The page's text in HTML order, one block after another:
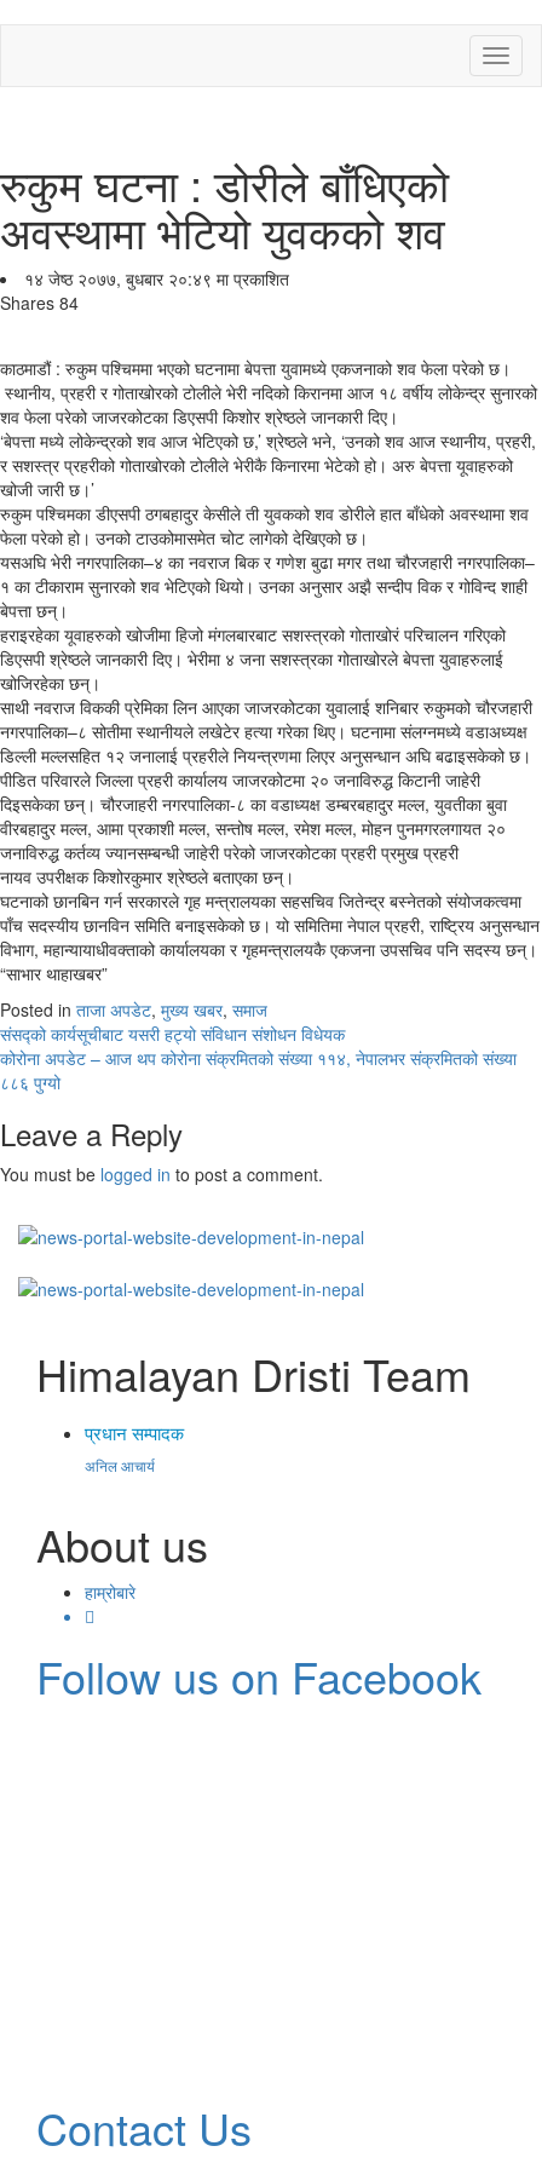
रुकुम घटना : डोरीले बाँधिएको
अवस्थामा भेटियो युवकको शव
१४ जेष्ठ २०७७, बुधबार २०:४९ मा प्रकाशित
Shares 84
काठमाडौं : रुकुम पश्‍चिममा भएको घटनामा बेपत्ता युवामध्ये एकजनाको शव फेला परेको छ।
स्थानीय, प्रहरी र गोताखोरको टोलीले भेरी नदिको किरानमा आज १८ वर्षीय लोकेन्द्र सुनारको
शव फेला परेको जाजरकोटका डिएसपी किशोर श्रेष्ठले जानकारी दिए।
‘बेपत्ता मध्ये लोकेन्द्रको शव आज भेटिएको छ,’ श्रेष्ठले भने, ‘उनको शव आज स्थानीय, प्रहरी,
र सशस्त्र प्रहरीको गोताखोरको टोलीले भेरीकै किनारमा भेटेको हो। अरु बेपत्ता यूवाहरुको
खोजी जारी छ।’
रुकुम पश्‍चिमका डीएसपी ठगबहादुर केसीले ती युवकको शव डोरीले हात बाँधेको अवस्थामा शव
फेला परेको हो। उनको टाउकोमासमेत चोट लागेको देखिएको छ।
यसअघि भेरी नगरपालिका–४ का नवराज बिक र गणेश बुढा मगर तथा चौरजहारी नगरपालिका–
१ का टीकाराम सुनारको शव भेटिएको थियो। उनका अनुसार अझै सन्दीप विक र गोविन्द शाही
बेपत्ता छन्।
हराइरहेका यूवाहरुको खोजीमा हिजो मंगलबारबाट सशस्त्रको गोताखोरं परिचालन गरिएको
डिएसपी श्रेष्ठले जानकारी दिए। भेरीमा ४ जना सशस्त्रका गोताखोरले बेपत्ता युवाहरुलाई
खोजिरहेका छन्।
साथी नवराज विककी प्रेमिका लिन आएका जाजरकोटका युवालाई शनिबार रुकुमको चौरजहारी
नगरपालिका–८ सोतीमा स्थानीयले लखेटेर हत्या गरेका थिए। घटनामा संलग्‍नमध्ये वडाअध्यक्ष
डिल्ली मल्लसहित १२ जनालाई प्रहरीले नियन्त्रणमा लिएर अनुसन्धान अघि बढाइसकेको छ।
पीडित परिवारले जिल्ला प्रहरी कार्यालय जाजरकोटमा २० जनाविरुद्ध किटानी जाहेरी
दिइसकेका छन्। चौरजाहरी नगरपालिका-८ का वडाध्यक्ष डम्बरबहादुर मल्ल, युवतीका बुवा
वीरबहादुर मल्ल, आमा प्रकाशी मल्ल, सन्तोष मल्ल, रमेश मल्ल, मोहन पुनमगरलगायत २०
जनाविरुद्ध कर्तव्य ज्यानसम्बन्धी जाहेरी परेको जाजरकोटका प्रहरी प्रमुख प्रहरी
नायव उपरीक्षक किशोरकुमार श्रेष्ठले बताएका छन्।
घटनाको छानबिन गर्न सरकारले गृह मन्त्रालयका सहसचिव जितेन्द्र बस्नेतको संयोजकत्वमा
पाँच सदस्यीय छानविन समिति बनाइसकेको छ। यो समितिमा नेपाल प्रहरी, राष्ट्रिय अनुसन्धान
विभाग, महान्यायाधीवक्ताको कार्यालयका र गृहमन्त्रालयकै एकजना उपसचिव पनि सदस्य छन्।
“साभार थाहाखबर”
Posted in ताजा अपडेट, मुख्य खबर, समाज
Post
navigation
संसद्‍को कार्यसूचीबाट यसरी हट्यो संविधान संशोधन विधेयक
कोरोना अपडेट – आज थप कोरोना संक्रमितको संख्या ११४, नेपालभर संक्रमितको संख्या
८८६ पुग्यो
Leave a Reply
You must be logged in to post a comment.
Himalayan Dristi Team
प्रधान सम्पादक
अनिल आचार्य
About us
हाम्रोबारे
Follow us on Facebook
Contact Us